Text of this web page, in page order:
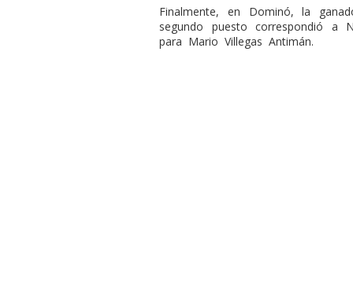
Finalmente, en Dominó, la
segundo puesto correspondió a
para Mario Villegas Antimán.